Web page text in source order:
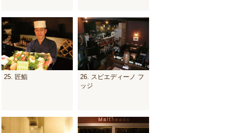
25. 匠鮨
26. スピエディーノ フ
ッジ